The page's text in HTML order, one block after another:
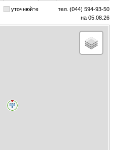
уточнюйте
тел. (044) 594-93-50
на 05.08.26